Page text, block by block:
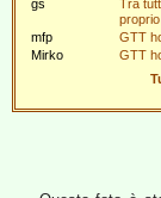
gs
Tra
mfp
GTT
Mirko
GTT